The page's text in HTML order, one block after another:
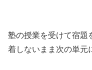
塾の授業を受けて宿題
着しないまま次の単元